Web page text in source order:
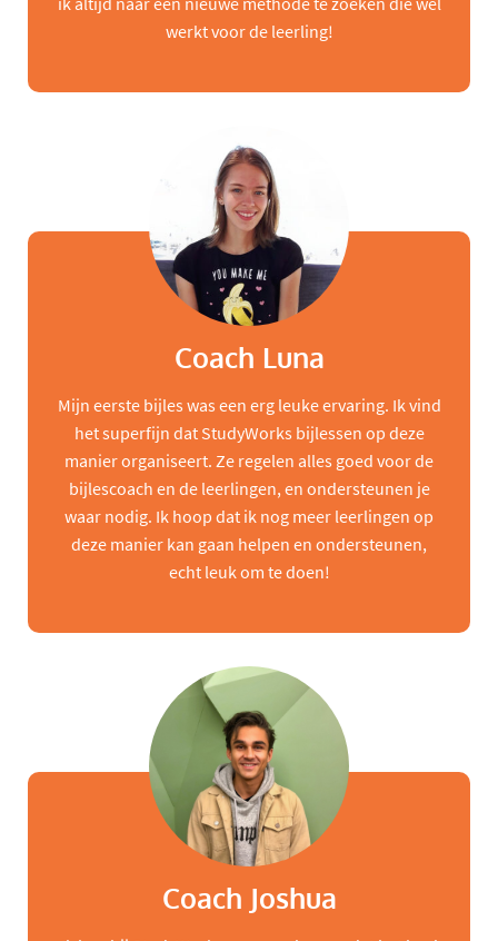
werkt voor de leerling!
Coach Luna
Mijn eerste bijles was een erg leuke ervaring. Ik vind
het superfijn dat StudyWorks bijlessen op deze
manier organiseert. Ze regelen alles goed voor de
bijlescoach en de leerlingen, en ondersteunen je
waar nodig. Ik hoop dat ik nog meer leerlingen op
deze manier kan gaan helpen en ondersteunen,
echt leuk om te doen!
Coach Joshua